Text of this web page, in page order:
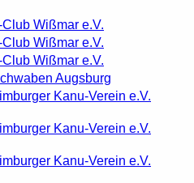
Wißmar e.V.
Wißmar e.V.
Wißmar e.V.
Augsburg
Kanu-Verein e.V.
Kanu-Verein e.V.
Kanu-Verein e.V.